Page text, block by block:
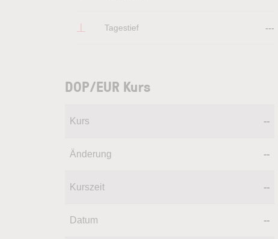
Tagestief ---
DOP/EUR Kurs
Kurs --
Änderung --
Kurszeit --
Datum --